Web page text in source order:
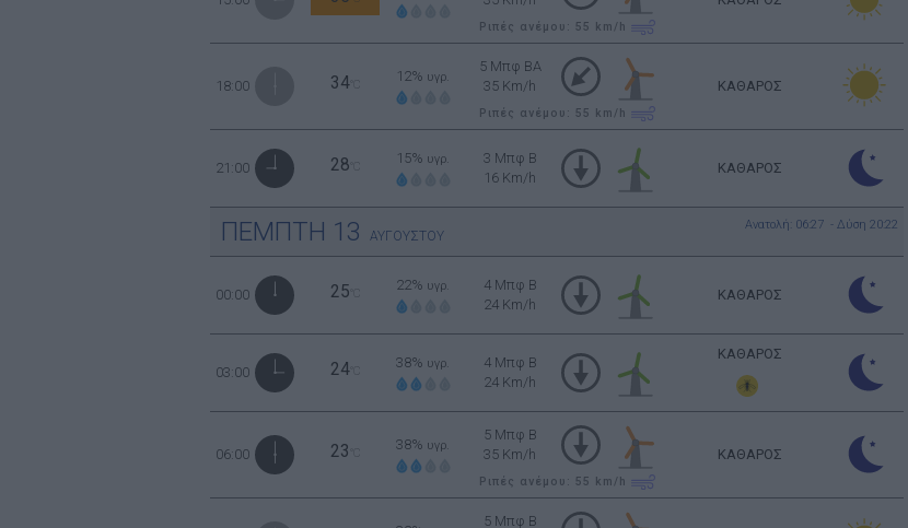
Ριπές ανέμου: 55 km/h
18:00 34°C
12% υγρ.
5 Μπφ BA
35 Km/h
Ριπές ανέμου: 55 km/h
ΚΑΘΑΡΟΣ
21:00 28 15% υγρ.
3 Μπφ B
16 Km/h
ΚΑΘΑΡΟΣ
ΠΕΜΠΤΗ 13 ΑΥΓΟΥΣΤΟΥ
Ανατολή: 06:27 - Δύση 20:22
00:00 25 22% υγρ.
4 Μπφ B
24 Km/h
ΚΑΘΑΡΟΣ
03:00 24°C
38% υγρ.
4 Μπφ B
24 Km/h
ΚΑΘΑΡΟΣ
06:00 23 38% υγρ.
5 Μπφ B
35 Km/h
Ριπές ανέμου: 55 km/h
ΚΑΘΑΡΟΣ
5 Μπφ B